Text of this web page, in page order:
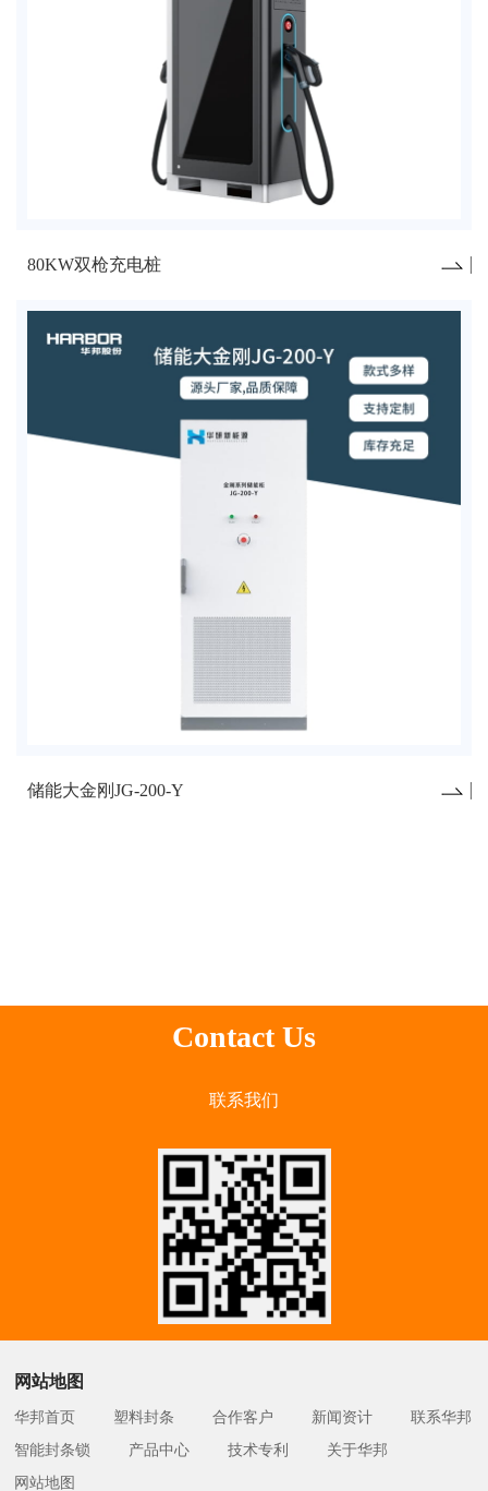
80KW双枪充电桩
储能大金刚JG-200-Y
Contact Us
联系我们
网站地图
华邦首页 塑料封条 合作客户 新闻资计
联系华邦
智能封条锁
产品中心 技术专利
关于华邦
网站地图